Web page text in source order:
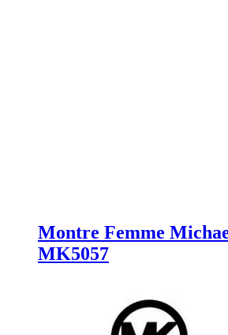
Montre Femme
MK5057